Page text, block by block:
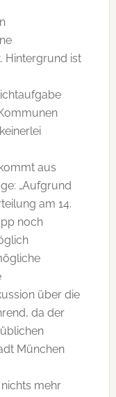
Hintergrund ist
aus
„Aufgrund
am 14.
noch
über die
da der
München
nichts mehr